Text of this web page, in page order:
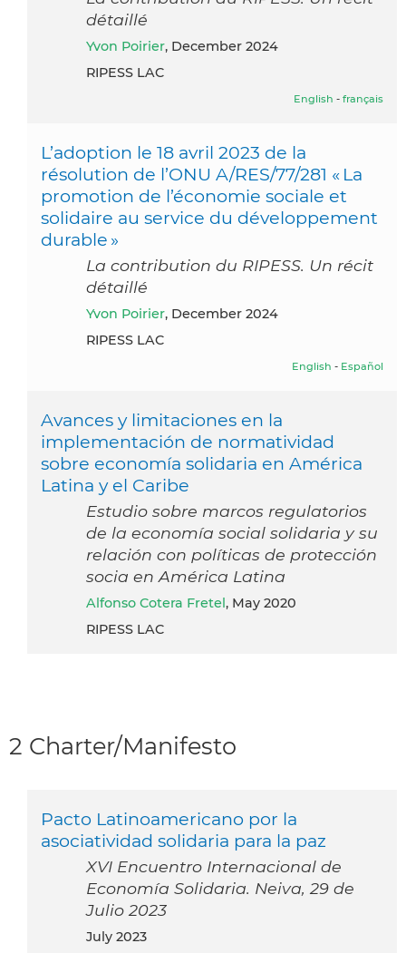
détaillé
Yvon Poirier, December 2024
RIPESS LAC
English - français
L’adoption le 18 avril 2023 de la
résolution de l’ONU A/RES/77/281 « La
promotion de l’économie sociale et
solidaire au service du développement
durable »
La contribution du RIPESS. Un récit
détaillé
Yvon Poirier, December 2024
RIPESS LAC
English - Español
Avances y limitaciones en la
implementación de normatividad
sobre economía solidaria en América
Latina y el Caribe
Estudio sobre marcos regulatorios
de la economía social solidaria y su
relación con políticas de protección
socia en América Latina
Alfonso Cotera Fretel , May 2020
RIPESS LAC
2 Charter/Manifesto
Pacto Latinoamericano por la
asociatividad solidaria para la paz
XVI Encuentro Internacional de
Economía Solidaria. Neiva, 29 de
Julio 2023
July 2023